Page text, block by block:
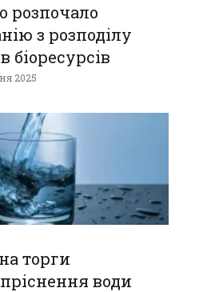
розпочало
з розподілу
біоресурсів
2025
торги
води